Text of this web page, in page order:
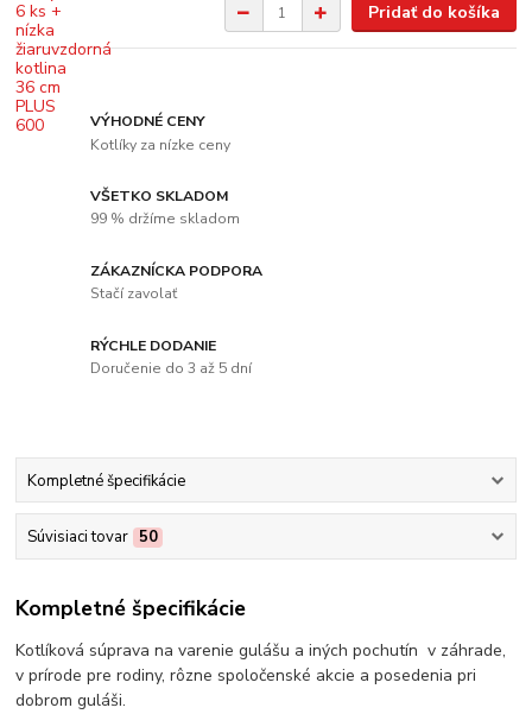
Pridať do košíka
VÝHODNÉ CENY
Kotlíky za nízke ceny
VŠETKO SKLADOM
99 % držíme skladom
ZÁKAZNÍCKA PODPORA
Stačí zavolať
RÝCHLE DODANIE
Doručenie do 3 až 5 dní
Kompletné špecifikácie
Súvisiaci tovar 50
Kompletné špecifikácie
Kotlíková súprava na varenie gulášu a iných pochutín v záhrade,
v prírode pre rodiny, rôzne spoločenské akcie a posedenia pri
dobrom guláši.